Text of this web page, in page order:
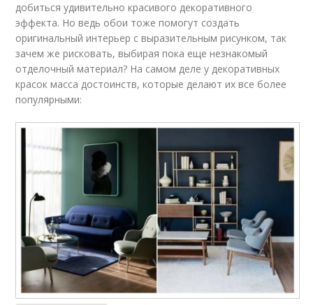
добиться удивительно красивого декоративного
эффекта. Но ведь обои тоже помогут создать
оригинальный интерьер с выразительным рисунком, так
зачем же рисковать, выбирая пока еще незнакомый
отделочный материал? На самом деле у декоративных
красок масса достоинств, которые делают их все более
популярными: